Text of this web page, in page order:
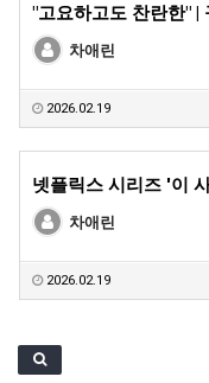
"고요하고도 찬란한" |
차애린
2026.02.19
넷플릭스 시리즈 '이
차애린
2026.02.19